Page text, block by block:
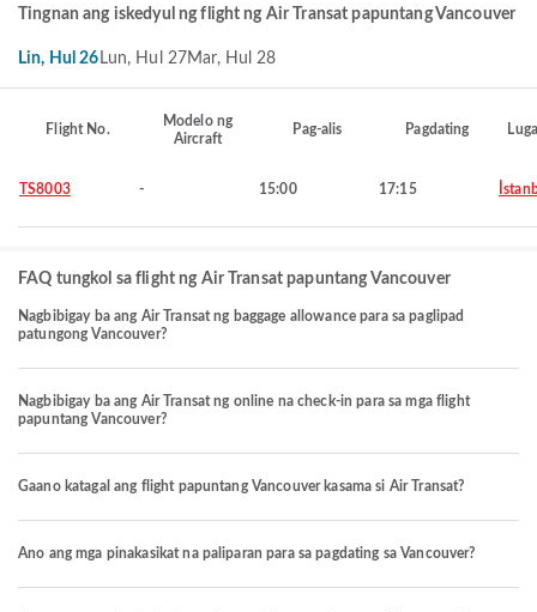
Tingnan ang iskedyul ng flight ng Air Transat papuntang Vancouver
Lin, Hul 26 Lun, Hul 27 Mar, Hul 28
Flight No.
Modelo ng
Aircraft
Pag-alis Pagdating
TS8003 - 15:00 17:15
FAQ tungkol sa flight ng Air Transat papuntang Vancouver
Nagbibigay ba ang Air Transat ng baggage allowance para sa paglipad
patungong Vancouver?
Nagbibigay ba ang Air Transat ng online na check-in para sa mga flight
papuntang Vancouver?
Gaano katagal ang flight papuntang Vancouver kasama si Air Transat?
Ano ang mga pinakasikat na paliparan para sa pagdating sa Vancouver?